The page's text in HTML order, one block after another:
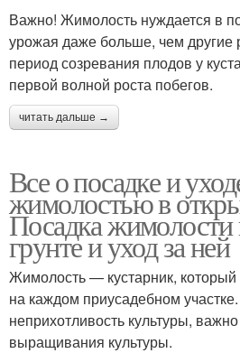
Важно! Жимолость нуждается в
урожая даже больше, чем другие
период созревания плодов у
первой волной роста побегов.
читать дальше →
Все о посадке и
жимолостью в
Посадка
грунте и уход за ней
Жимолость — кустарник, который
на каждом приусадебном
неприхотливость культуры,
выращивания культуры.